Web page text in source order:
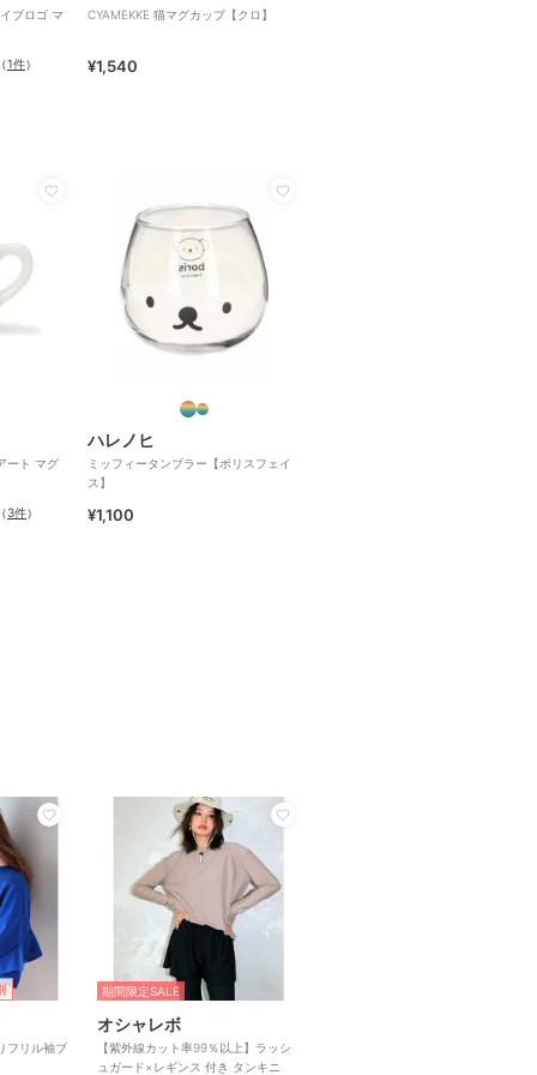
ブロゴ マ
1件）
CYAMEKKE 猫マグカップ【クロ】
¥1,540
ート マグ
3件）
ハレノヒ
ミッフィータンブラー【ボリスフェイ
ス】
¥1,100
フリル袖ブ
期間限定SALE
オシャレボ
【紫外線カット率99％以上】ラッシ
ュガード×レギンス 付き タンキニ